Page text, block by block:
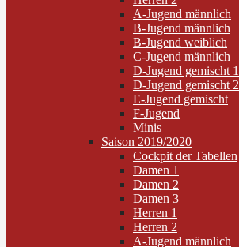
A-Jugend männlich
B-Jugend männlich
B-Jugend weiblich
C-Jugend männlich
D-Jugend gemischt 1
D-Jugend gemischt 2
E-Jugend gemischt
F-Jugend
Minis
Saison 2019/2020
Cockpit der Tabellen
Damen 1
Damen 2
Damen 3
Herren 1
Herren 2
A-Jugend männlich